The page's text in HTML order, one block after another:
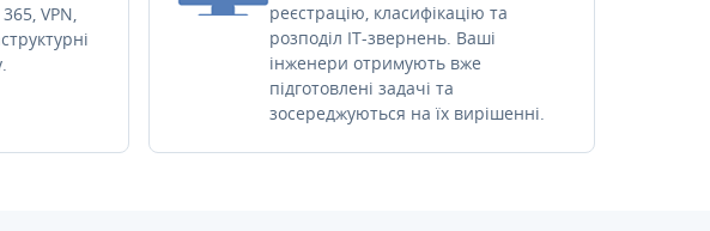
VPN,
реєстрацію, класифікацію та
розподіл IT-звернень. Ваші
інженери отримують вже
підготовлені задачі та
зосереджуються на їх вирішенні.